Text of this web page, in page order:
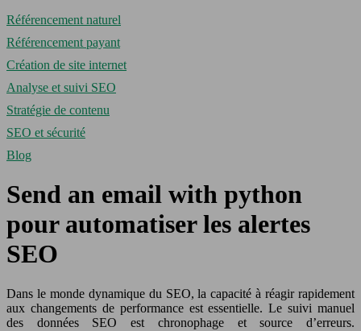
Référencement naturel
Référencement payant
Création de site internet
Analyse et suivi SEO
Stratégie de contenu
SEO et sécurité
Blog
Send an email with python
pour automatiser les alertes
SEO
Dans le monde dynamique du SEO, la capacité à réagir rapidement
aux changements de performance est essentielle. Le suivi manuel
des données SEO est chronophage et source d’erreurs.